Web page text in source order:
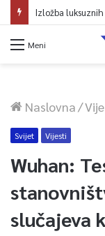
Izložba
Meni
Naslovna/
Svijet Vijesti
Wuhan:
slučajeva